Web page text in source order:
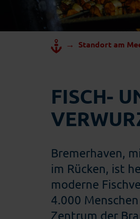
→ Standort am
FISCH-
Bremerhaven,
im Rücken, ist
moderne
4.000
Zentrum der